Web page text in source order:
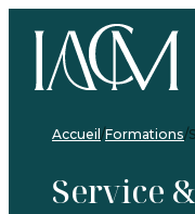
menu
contenu
Accueil /Formations/
Service